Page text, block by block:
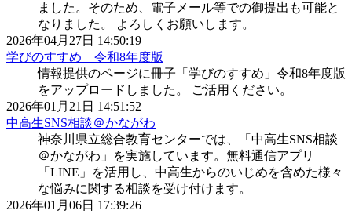
ました。そのため、電子メール等での御提出も可能と
なりました。 よろしくお願いします。
2026年04月27日 14:50:19
学びのすすめ 令和8年度版
情報提供のページに冊子「学びのすすめ」令和8年度版
をアップロードしました。 ご活用ください。
2026年01月21日 14:51:52
中高生SNS相談＠かながわ
神奈川県立総合教育センターでは、「中高生SNS相談
＠かながわ」を実施しています。無料通信アプリ
「LINE」を活用し、中高生からのいじめを含めた様々
な悩みに関する相談を受け付けます。
2026年01月06日 17:39:26